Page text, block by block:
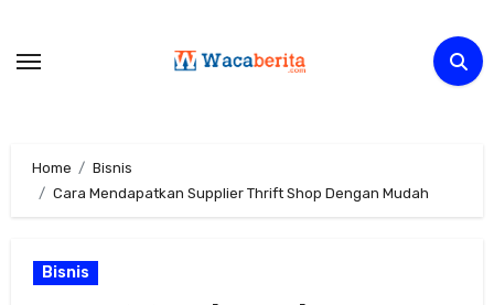
content
Home
Bisnis
Cara Mendapatkan Supplier Thrift Shop Dengan Mudah
Bisnis